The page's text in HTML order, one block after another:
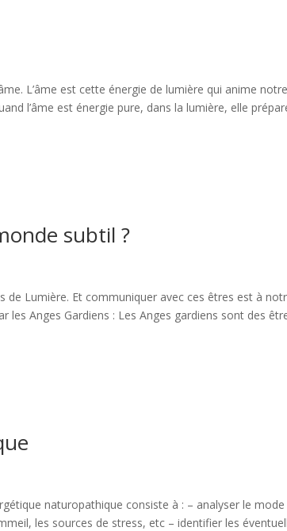
L’âme est cette énergie de lumière qui anime
l’âme est énergie pure, dans la lumière, elle
subtil ?
de Lumière. Et communiquer avec ces êtres est à
Anges Gardiens : Les Anges gardiens sont des
naturopathique consiste à : – analyser le
les sources de stress, etc – identifier les